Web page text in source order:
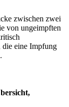
zwischen zwei
von ungeimpften
die eine Impfung